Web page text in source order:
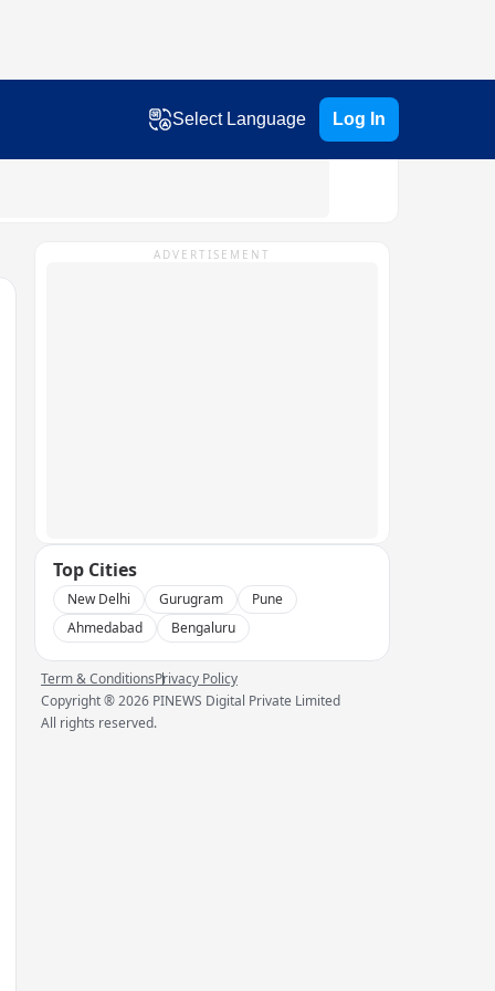
Select Language Log In
ADVERTISEMENT
Top Cities
New Delhi Gurugram
Pune
Ahmedabad
Bengaluru
Term & ConditionsPrivacy Policy
Copyright ®2026 PINEWS Digital Private Limited
All rights reserved.